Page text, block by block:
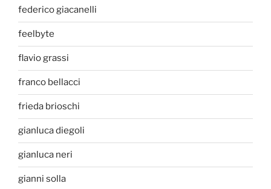
federico giacanelli
feelbyte
flavio grassi
franco bellacci
frieda brioschi
gianluca diegoli
gianluca neri
gianni solla